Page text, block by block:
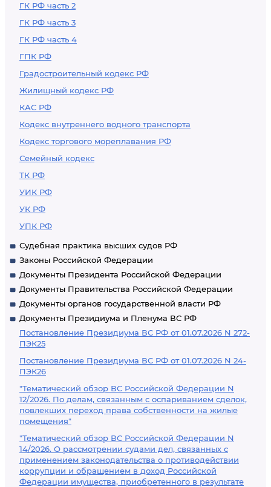
ГК РФ часть 2
ГК РФ часть 3
ГК РФ часть 4
ГПК РФ
Градостроительный кодекс РФ
Жилищный кодекс РФ
КАС РФ
Кодекс внутреннего водного транспорта
Кодекс торгового мореплавания РФ
Семейный кодекс
ТК РФ
УИК РФ
УК РФ
УПК РФ
Судебная практика высших судов РФ
Законы Российской Федерации
Документы Президента Российской Федерации
Документы Правительства Российской Федерации
Документы органов государственной власти РФ
Документы Президиума и Пленума ВС РФ
Постановление Президиума ВС РФ от 01.07.2026 N 272-
ПЭК25
Постановление Президиума ВС РФ от 01.07.2026 N 24-
ПЭК26
"Тематический обзор ВС Российской Федерации N
12/2026. По делам, связанным с оспариванием сделок,
повлекших переход права собственности на жилые
помещения"
"Тематический обзор ВС Российской Федерации N
14/2026. О рассмотрении судами дел, связанных с
применением законодательства о противодействии
коррупции и обращением в доход Российской
Федерации имущества, приобретенного в результате